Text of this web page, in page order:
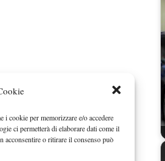
cookie per memorizzare e/o accedere
ci permetterà di elaborare dati come il
acconsentire o ritirare il consenso può